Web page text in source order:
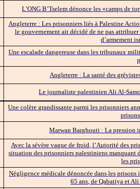
L’ONG B’Tselem dénonce les «camps de
Angleterre : Les prisonniers liés à Palestine
le gouvernement ait décidé de ne pas
d’armement
Une escalade dangereuse dans les tribunaux
Angleterre : La santé des
Le journaliste palestinien Ali Al-
Une colère grandissante parmi les prisonniers
Marwan Barghouti : La pression
Avec la sévère vague de froid, l’Autorité des
situation des prisonniers palestiniens manquant
les
Négligence médicale dénoncée dans les prisons
65 ans, de Qabatiya et